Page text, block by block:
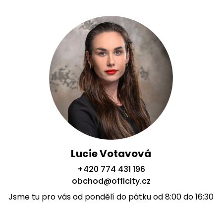
Lucie Votavová
+420 774 431 196
obchod@officity.cz
Jsme tu pro vás od pondělí do pátku od 8:00 do 16:30